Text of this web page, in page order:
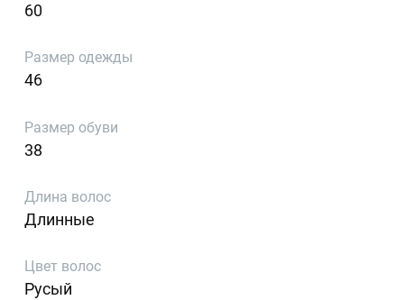
60
Размер одежды
46
Размер обуви
38
Длина волос
Длинные
Цвет волос
Русый